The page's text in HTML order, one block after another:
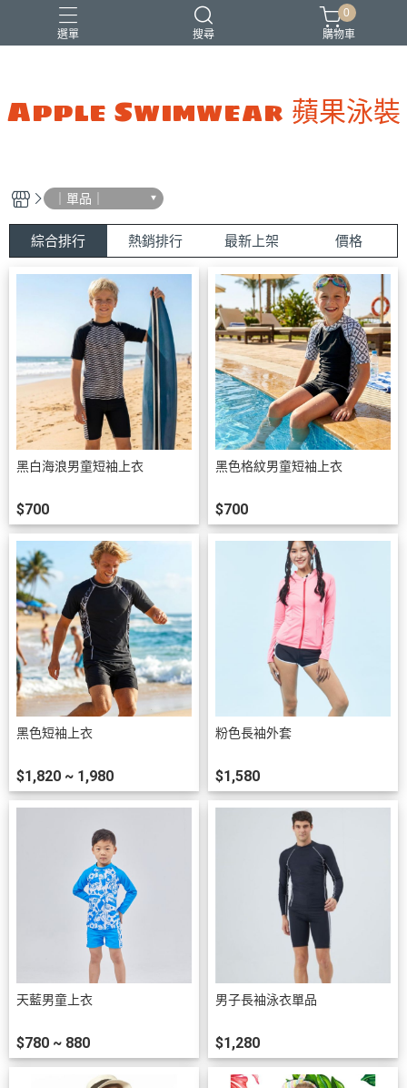
選單 搜尋
0
購物車
Apple Swimwear 蘋果泳裝
｜單品｜
綜合排行 熱銷排行 最新上架 價格
黑白海浪男童短袖上衣
$700
黑色格紋男童短袖上衣
$700
黑色短袖上衣
$1,820 ~ 1,980
粉色長袖外套
$1,580
天藍男童上衣
$780 ~ 880
男子長袖泳衣單品
$1,280